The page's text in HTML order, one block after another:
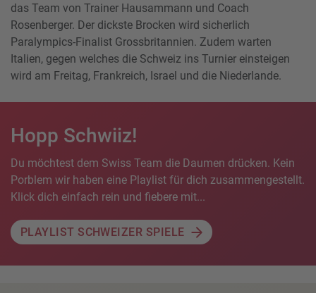
das Team von Trainer Hausammann und Coach
Rosenberger. Der dickste Brocken wird sicherlich
Paralympics-Finalist Grossbritannien. Zudem warten
Italien, gegen welches die Schweiz ins Turnier einsteigen
wird am Freitag, Frankreich, Israel und die Niederlande.
Hopp Schwiiz!
Du möchtest dem Swiss Team die Daumen drücken. Kein
Porblem wir haben eine Playlist für dich zusammengestellt.
Klick dich einfach rein und fiebere mit...
PLAYLIST SCHWEIZER SPIELE